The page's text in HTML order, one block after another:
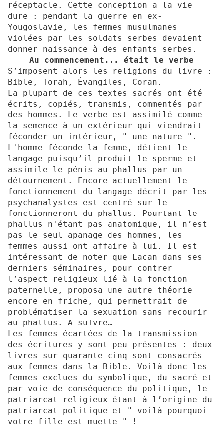
réceptacle. Cette conception a la vie
dure : pendant la guerre en ex-
Yougoslavie, les femmes musulmanes
violées par les soldats serbes devaient
donner naissance à des enfants serbes.
Au commencement... était le verbe
S’imposent alors les religions du livre :
Bible, Torah, Évangiles, Coran.
La plupart de ces textes sacrés ont été
écrits, copiés, transmis, commentés par
des hommes. Le verbe est assimilé comme
la semence à un extérieur qui viendrait
féconder un intérieur, " une nature ".
L'homme féconde la femme, détient le
langage puisqu’il produit le sperme et
assimile le pénis au phallus par un
détournement. Encore actuellement le
fonctionnement du langage décrit par les
psychanalystes est centré sur le
fonctionneront du phallus. Pourtant le
phallus n'étant pas anatomique, il n’est
pas le seul apanage des hommes, les
femmes aussi ont affaire à lui. Il est
intéressant de noter que Lacan dans ses
derniers séminaires, pour contrer
l’aspect religieux lié à la fonction
paternelle, proposa une autre théorie
encore en friche, qui permettrait de
problématiser la sexuation sans recourir
au phallus. A suivre…
Les femmes écartées de la transmission
des écritures y sont peu présentes : deux
livres sur quarante-cinq sont consacrés
aux femmes dans la Bible. Voilà donc les
femmes exclues du symbolique, du sacré et
par voie de conséquence du politique, le
patriarcat religieux étant à l’origine du
patriarcat politique et " voilà pourquoi
votre fille est muette " !